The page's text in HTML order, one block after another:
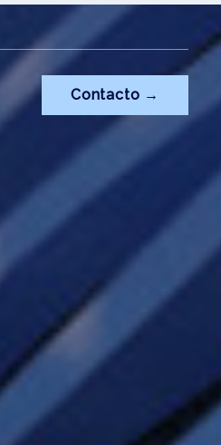
Contacto →